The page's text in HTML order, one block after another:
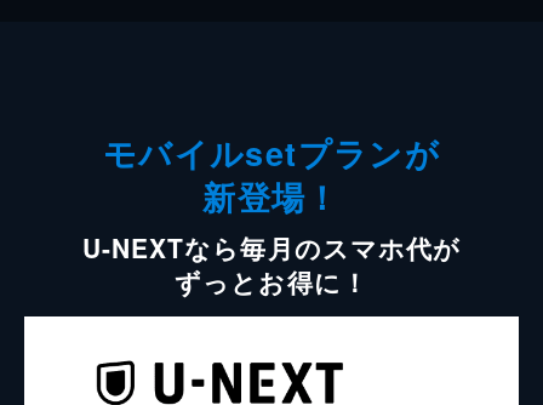
モバイルsetプランが
新登場！
U-NEXTなら毎月のスマホ代が
ずっとお得に！